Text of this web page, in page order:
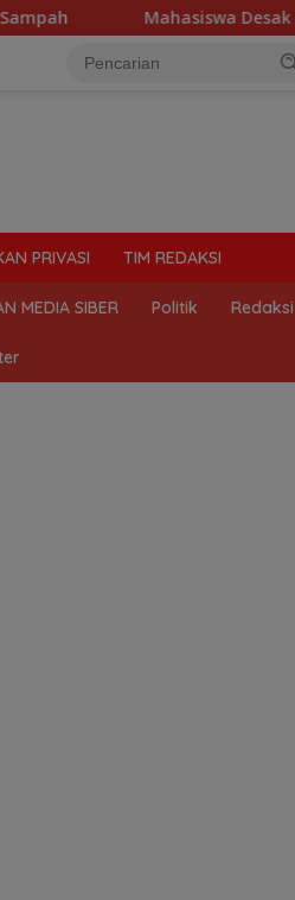
Desak Polda Sumut
PRIVASI TIM REDAKSI
MEDIA SIBER Politik Redaksi